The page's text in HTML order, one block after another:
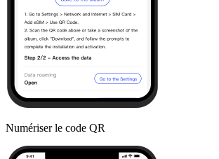
Numériser le code QR